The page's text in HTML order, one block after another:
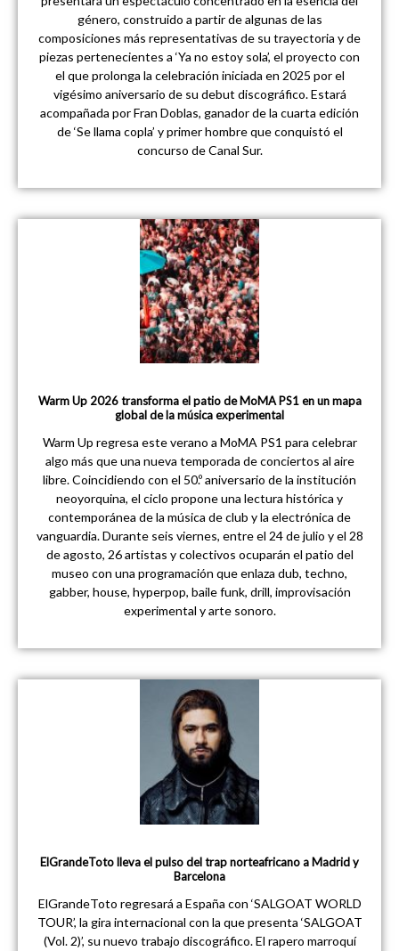
género, construido a partir de algunas de las
composiciones más representativas de su trayectoria y de
piezas pertenecientes a ‘Ya no estoy sola’, el proyecto con
el que prolonga la celebración iniciada en 2025 por el
vigésimo aniversario de su debut discográfico. Estará
acompañada por Fran Doblas, ganador de la cuarta edición
de ‘Se llama copla’ y primer hombre que conquistó el
concurso de Canal Sur.
Warm Up 2026 transforma el patio de MoMA PS1 en un mapa
global de la música experimental
Warm Up regresa este verano a MoMA PS1 para celebrar
algo más que una nueva temporada de conciertos al aire
libre. Coincidiendo con el 50.º aniversario de la institución
neoyorquina, el ciclo propone una lectura histórica y
contemporánea de la música de club y la electrónica de
vanguardia. Durante seis viernes, entre el 24 de julio y el 28
de agosto, 26 artistas y colectivos ocuparán el patio del
museo con una programación que enlaza dub, techno,
gabber, house, hyperpop, baile funk, drill, improvisación
experimental y arte sonoro.
ElGrandeToto lleva el pulso del trap norteafricano a Madrid y
Barcelona
ElGrandeToto regresará a España con ‘SALGOAT WORLD
TOUR’, la gira internacional con la que presenta ‘SALGOAT
(Vol. 2)’, su nuevo trabajo discográfico. El rapero marroquí